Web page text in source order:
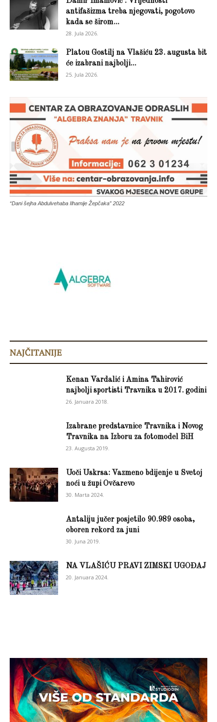
antifašizma treba njegovati, pogotovo
kada se širom...
28. Jula 2026.
Platou Gostilj na Vlašiću 23. augusta bit
će izabrani najbolji...
25. Jula 2026.
“Dani šejha Abdulvehaba Ilhamije Žepčaka” 2022
NAJČITANIJE
Kenan Vardalić i Amina Tahirović
najbolji sportisti Travnika u 2017. godini
26. Januara 2018.
Izabrane predstavnice Travnika i Novog
Travnika na Izboru za fotomodel BiH
23. Augusta 2019.
Uoči Uskrsa: Vazmeno bdijenje u Svetoj
noći u župi Ovčarevo
30. Marta 2024.
Antaliju jučer posjetilo 90.989 osoba,
oboren rekord za juni
30. Juna 2019.
NA VLAŠIĆU PRAVI ZIMSKI UGOĐAJ
20. Januara 2024.